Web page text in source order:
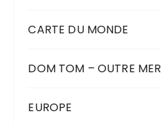
CARTE DU MONDE
DOM TOM – OUTRE MER
EUROPE